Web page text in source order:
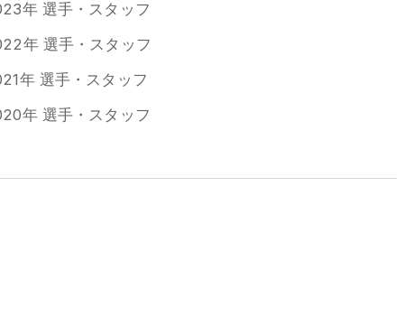
年 選手・スタッフ
年 選手・スタッフ
年 選手・スタッフ
年 選手・スタッフ